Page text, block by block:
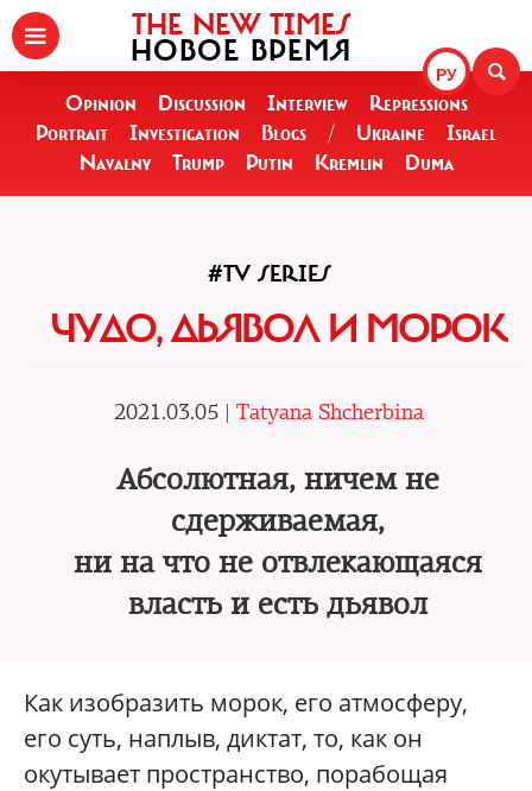
РУ
THE NEW TIMES
НОВОЕ ВРЕМЯ
Opinion Discussion Interview
Repressions
Portrait
Investigation Blogs / Ukraine
Israel
Navalny
Trump Putin Kremlin Duma
#TV SERIES
ЧУДО, ДЬЯВОЛ И МОРОК
2021.03.05 | Tatyana Shcherbina
Абсолютная, ничем не
сдерживаемая,
ни на что не отвлекающаяся
власть и есть дьявол
Как изобразить морок, его атмосферу,
его суть, наплыв, диктат, то, как он
окутывает пространство, порабощая